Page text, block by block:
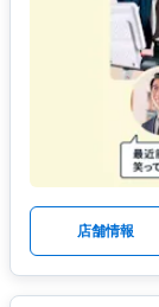
店舗情報